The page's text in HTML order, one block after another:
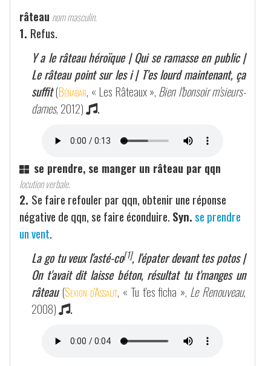
râteau nom masculin.
1. Refus.
Y a le râteau héroïque | Qui se ramasse en public |
Le râteau point sur les i | T'es lourd maintenant, ça
suffit (Bénabar, « Les Râteaux », Bien l'bonsoir m'sieurs-
dames, 2012) .
se prendre, se manger un râteau par qqn
locution verbale.
2. Se faire refouler par qqn, obtenir une réponse
négative de qqn, se faire éconduire. Syn.se prendre
un vent.
La go tu veux l'asté-co[1], l'épater devant tes potos |
On t'avait dit laisse béton, résultat tu t'manges un
râteau (Sexion d'Assaut, « Tu t'es ficha », Le Renouveau,
2008)
.